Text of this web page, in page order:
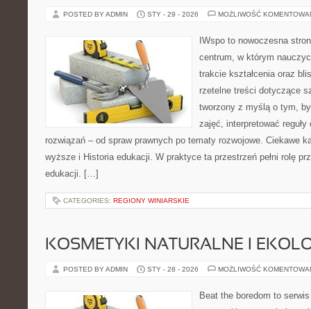
POSTED BY ADMIN STY - 29 - 2026 MOŻLIWOŚĆ
IWspo to nowoczesna
centrum, w którym
trakcie kształcenia oraz
rzetelne treści dotyczące
tworzony z myślą o tym,
zajęć, interpretować
rozwiązań – od spraw prawnych po tematy rozwojowe. Ciekawe
wyższe i Historia edukacji. W praktyce ta przestrzeń pełni rolę
edukacji. […]
CATEGORIES: REGIONY WINIARSKIE
KOSMETYKI NATURALNE I
POSTED BY ADMIN STY - 28 - 2026 MOŻLIWOŚĆ
Beat the boredom to